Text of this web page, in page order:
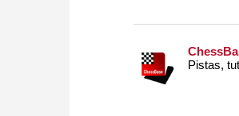
Pistas,